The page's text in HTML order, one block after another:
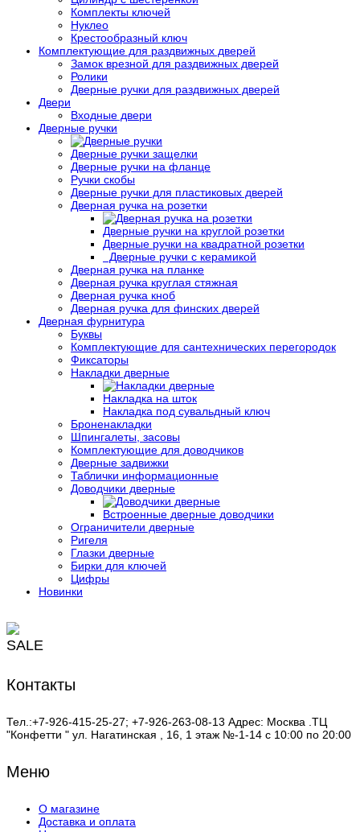
Комплекты ключей
Нуклео
Крестообразный ключ
Комплектующие для раздвижных дверей
Замок врезной для раздвижных дверей
Ролики
Дверные ручки для раздвижных дверей
Двери
Входные двери
Дверные ручки
Дверные ручки защелки
Дверные ручки на фланце
Ручки скобы
Дверные ручки для пластиковых дверей
Дверная ручка на розетки
Дверные ручки на круглой розетки
Дверные ручки на квадратной розетки
Дверные ручки с керамикой
Дверная ручка на планке
Дверная ручка круглая стяжная
Дверная ручка кноб
Дверная ручка для финских дверей
Дверная фурнитура
Буквы
Комплектующие для сантехнических перегородок
Фиксаторы
Накладки дверные
Накладка на шток
Накладка под сувальдный ключ
Броненакладки
Шпингалеты, засовы
Комплектующие для доводчиков
Дверные задвижки
Таблички информационные
Доводчики дверные
Встроенные дверные доводчики
Ограничители дверные
Ригеля
Глазки дверные
Бирки для ключей
Цифры
Новинки
SALE
Контакты
Тел.:+7-926-415-25-27; +7-926-263-08-13 Адрес: Москва .ТЦ
"Конфетти " ул. Нагатинская , 16, 1 этаж №-1-14 с 10:00 по 20:00
Меню
О магазине
Доставка и оплата